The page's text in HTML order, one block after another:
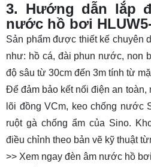
3. Hướng dẫn lắp
nước hồ bơi
Sản phẩm được thiết kế chuyên
như: hồ cá, đài phun nước, non
độ sâu từ 30cm đến 3m tính từ
Để đảm bảo kết nối điện an toàn,
lõi đồng VCm, keo chống nước
ruột gà chống ẩm của Sino.
điều chỉnh theo bản vẽ kỹ thuật
>> Xem ngay đèn âm nước hồ